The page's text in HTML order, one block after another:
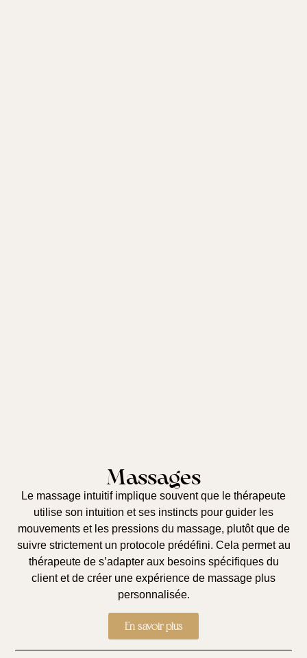
Massages
Le massage intuitifimplique souvent que le thérapeute
utilise son intuition et ses instincts pour guider les
mouvements et les pressions du massage, plutôt que de
suivre strictement un protocole prédéfini. Cela permet au
thérapeute de s’adapter aux besoins spécifiques du
client et de créer une expérience de massage plus
personnalisée.
En savoir plus